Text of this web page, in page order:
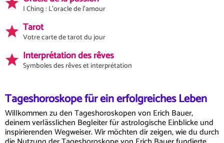
I Ching : L'oracle de l'amour
Tarot
Votre carte de tarot du jour
Interprétation des rêves
Symboles des rêves et interprétation
Tageshoroskope für ein erfolgreiches Leben
Willkommen zu den Tageshoroskopen von Erich Bauer,
deinem verlässlichen Begleiter für astrologische Einblicke und
inspirierenden Wegweiser. Wir möchten dir zeigen, wie du durch